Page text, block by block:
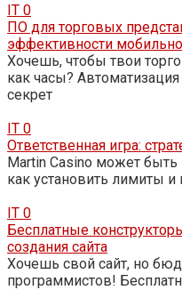
IT 0
ПО для торговых
эффективности
Хочешь, чтобы твои
как часы?
секрет
IT 0
Ответственная игра:
Martin Casino может
как установить лимиты и
IT 0
Бесплатные
создания сайта
Хочешь свой сайт, но
программистов!